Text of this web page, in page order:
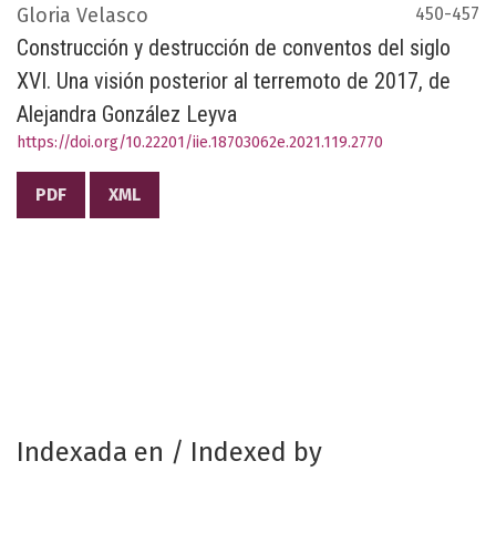
Gloria Velasco 450-457
Construcción y destrucción de conventos del siglo
XVI. Una visión posterior al terremoto de 2017, de
Alejandra González Leyva
https://doi.org/10.22201/iie.18703062e.2021.119.2770
PDF XML
Indexada en / Indexed by